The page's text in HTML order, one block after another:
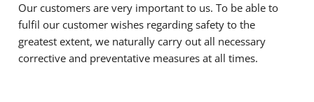
Our customers are very important to us. To be able to
fulfil our customer wishes regarding safety to the
greatest extent, we naturally carry out all necessary
corrective and preventative measures at all times.